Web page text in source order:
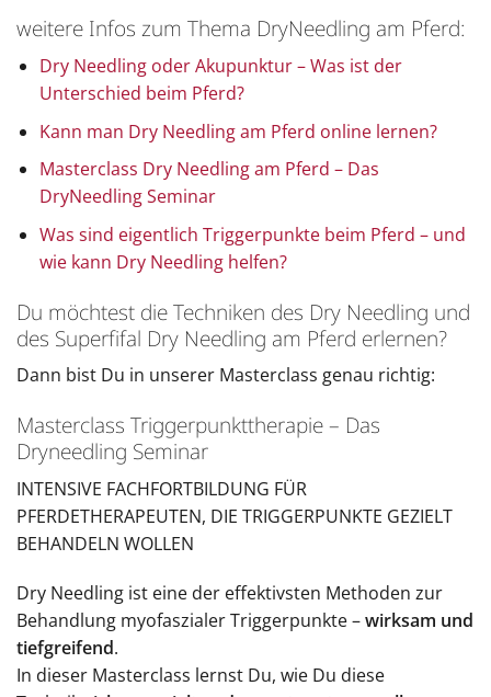
weitere Infos zum Thema DryNeedling am Pferd:
Dry Needling oder Akupunktur – Was ist der
Unterschied beim Pferd?
Kann man Dry Needling am Pferd online lernen?
Masterclass Dry Needling am Pferd – Das
DryNeedling Seminar
Was sind eigentlich Triggerpunkte beim Pferd – und
wie kann Dry Needling helfen?
Du möchtest die Techniken des Dry Needling und
des Superfifal Dry Needling am Pferd erlernen?
Dann bist Du in unserer Masterclass genau richtig:
Masterclass Triggerpunkttherapie – Das
Dryneedling Seminar
INTENSIVE FACHFORTBILDUNG FÜR
PFERDETHERAPEUTEN, DIE TRIGGERPUNKTE GEZIELT
BEHANDELN WOLLEN
Dry Needling ist eine der effektivsten Methoden zur
Behandlung myofaszialer Triggerpunkte –wirksam und
tiefgreifend.
In dieser Masterclass lernst Du, wie Du diese